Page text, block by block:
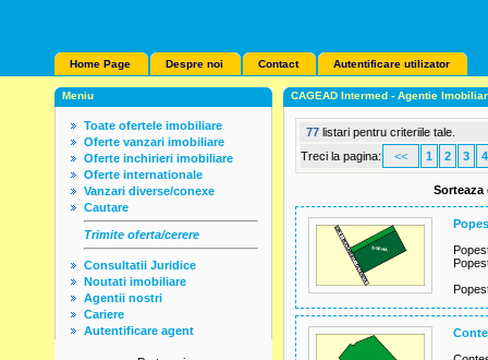
Home Page Despre noi Contact Autentificare utilizator
Meniu
Toate ofertele imobiliare
Oferte vanzari imobiliare
Oferte inchirieri imobiliare
Oferte internationale
Vanzari diverse/conexe
Cautare
Trimite oferta/cerere
Consultatii Juridice
Noutati imobiliare
Agentii nostri
Cariere
Autentificare agent
CAGEAD Intermed - Agentie
77 listari pentru criteriile tale.
Treci la pagina:
<< 1 2 3 4